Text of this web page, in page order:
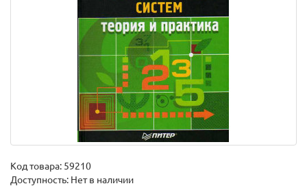
Код товара: 59210
Доступность: Нет в наличии